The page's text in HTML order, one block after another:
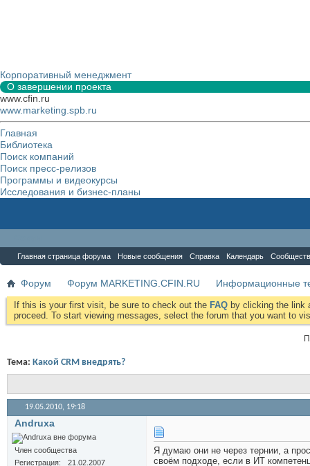
Корпоративный менеджмент
О завершении проекта
www.cfin.ru
www.marketing.spb.ru
Главная
Библиотека
Поиск компаний
Поиск пресс-релизов
Программы и видеокурсы
Исследования и бизнес-планы
Главная страница форума Новые сообщения Справка Календарь
Форум Форум MARKETING.CFIN.RU Информационные
If this is your first visit, be sure to check out the FAQ by clicking the link
proceed. To start viewing messages, select the forum that you want to
Тема: Какой CRM внедрять?
19.05.2010, 19:18
Andruxa
Член сообщества
Регистрация
21.02.2007
Я думаю они не через тернии, а
своём подходе, если в ИТ